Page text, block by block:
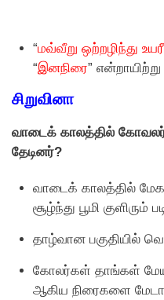
“மவ்வீறு ஒற்றழிந்து
“இனநிரை” என்றாயிற்று
சிறுவினா
வாடைக் காலத்தில்
தேடினர்?
வாடைக் காலத்தில்
சூழ்ந்து பூமி
தாழ்வான பகுதியில்
கோலர்கள் தாங்கள்
ஆகிய நிரைகளை